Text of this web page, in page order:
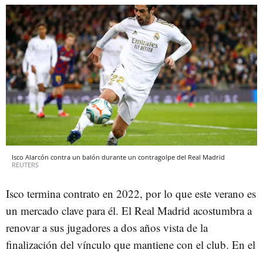
Isco Alarcón contra un balón durante un contragolpe del Real Madrid
REUTERS
Isco termina contrato en 2022, por lo que este verano es
un mercado clave para él. El Real Madrid acostumbra a
renovar a sus jugadores a dos años vista de la
finalización del vínculo que mantiene con el club. En el